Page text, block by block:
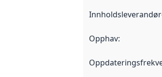
Opphav: